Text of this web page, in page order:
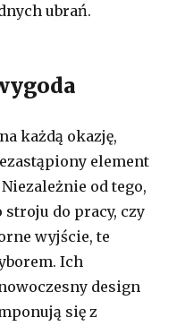
ubrań.
każdą okazję,
element
od tego,
stroju do pracy, czy
wyjście, te
Ich
design
się z